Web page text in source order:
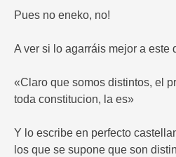
Pues no eneko, no!
A ver si lo agarráis mejor a este
«Claro que somos distintos, el
toda constitucion, la es»
Y lo escribe en perfecto
los que se supone que son